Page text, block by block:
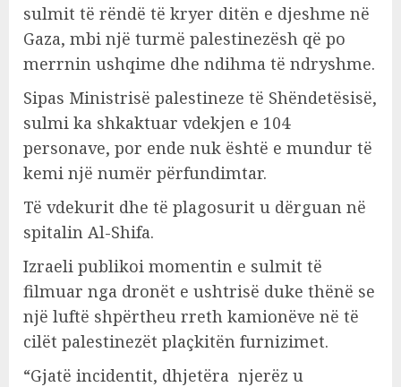
sulmit të rëndë të kryer ditën e djeshme në
Gaza, mbi një turmë palestinezësh që po
merrnin ushqime dhe ndihma të ndryshme.
Sipas Ministrisë palestineze të Shëndetësisë,
sulmi ka shkaktuar vdekjen e 104
personave, por ende nuk është e mundur të
kemi një numër përfundimtar.
Të vdekurit dhe të plagosurit u dërguan në
spitalin Al-Shifa.
Izraeli publikoi momentin e sulmit të
filmuar nga dronët e ushtrisë duke thënë se
një luftë shpërtheu rreth kamionëve në të
cilët palestinezët plaçkitën furnizimet.
“Gjatë incidentit, dhjetëra njerëz u